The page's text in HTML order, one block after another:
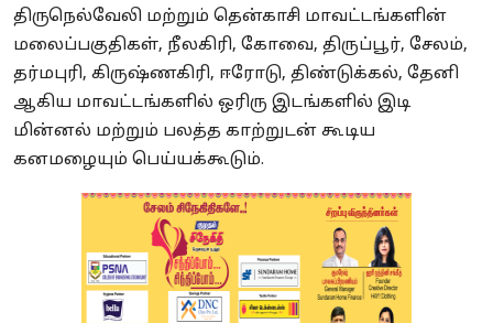
திருநெல்வேலி மற்றும் தென்காசி மாவட்டங்களின்
மலைப்பகுதிகள், நீலகிரி, கோவை, திருப்பூர், சேலம்,
தர்மபுரி, கிருஷ்ணகிரி, ஈரோடு, திண்டுக்கல், தேனி
ஆகிய மாவட்டங்களில் ஒரிரு இடங்களில் இடி
மின்னல் மற்றும் பலத்த காற்றுடன் கூடிய
கனமழையும் பெய்யக்கூடும்.